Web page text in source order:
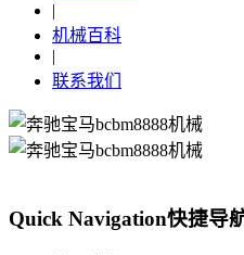
|
机械百科
|
联系我们
Quick Navigation快捷导